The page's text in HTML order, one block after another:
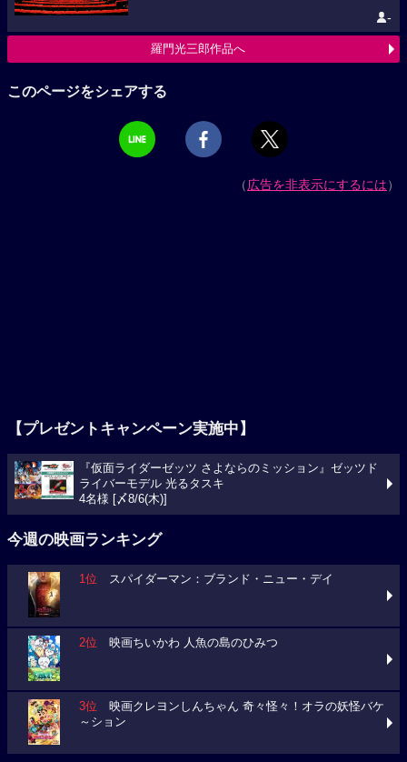
-
羅門光三郎作品へ
このページをシェアする
（広告を非表示にするには）
【プレゼントキャンペーン実施中】
『仮面ライダーゼッツ さよならのミッション』ゼッツド
ライバーモデル 光るタスキ
4名様 [〆8/6(木)]
今週の映画ランキング
1位 スパイダーマン：ブランド・ニュー・デイ
2位 映画ちいかわ 人魚の島のひみつ
3位 映画クレヨンしんちゃん 奇々怪々！オラの妖怪バケ
～ション